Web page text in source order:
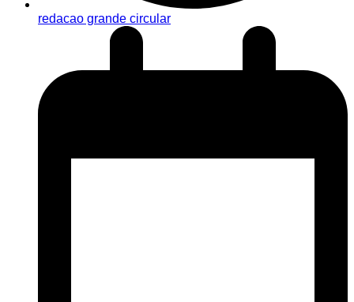
redacao grande circular